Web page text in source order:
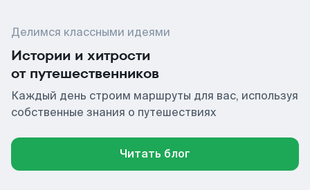
Делимся классными идеями
Истории и хитрости
от путешественников
Каждый день строим маршруты для вас, используя
собственные знания о путешествиях
Читать блог